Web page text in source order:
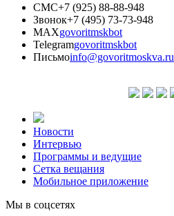
СМС+7 (925) 88-88-948
Звонок+7 (495) 73-73-948
MAXgovoritmskbot
Telegramgovoritmskbot
Письмоinfo@govoritmoskva.ru
Новости
Интервью
Программы и ведущие
Сетка вещания
Мобильное приложение
Мы в соцсетях